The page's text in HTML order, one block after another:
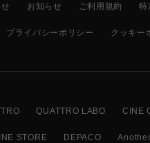
お知らせ ご利用規約 特
プライバシーポリシー クッキー
QUATTRO LABO CINE
STORE DEPACO